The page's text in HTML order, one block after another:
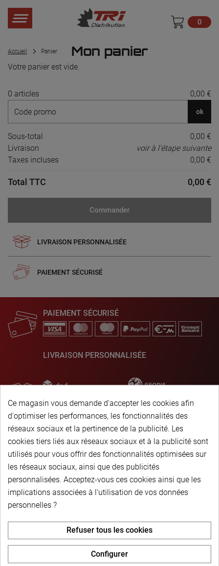
0
Accueil Panier Mon panier
Votre panier est vide.
0 articles 0,00 €
ok
Sous-total
0,00 €
Livraison
voir à l'étape suivante
Taxes incluses
0,00 €
Total TTC 0,00 €
Commander
LIVRAISON PERSONNALISÉE
PAIEMENT SÉCURISÉ
PAIEMENT SÉCURISÉ
LIVRAISON PERSONNALISÉE
Newsletter
Pour recevoir notre
newsletter, nous vous
invitons à créer votre espace
Ce magasin vous demande d'accepter les cookies afin
d'optimiser les performances, les fonctionnalités des
réseaux sociaux et la pertinence de la publicité. Les
cookies tiers liés aux réseaux sociaux et à la publicité sont
utilisés pour vous offrir des fonctionnalités optimisées sur
les réseaux sociaux, ainsi que des publicités
personnalisées. Acceptez-vous ces cookies ainsi que les
implications associées à l'utilisation de vos données
personnelles ?
Refuser tous les cookies
Configurer